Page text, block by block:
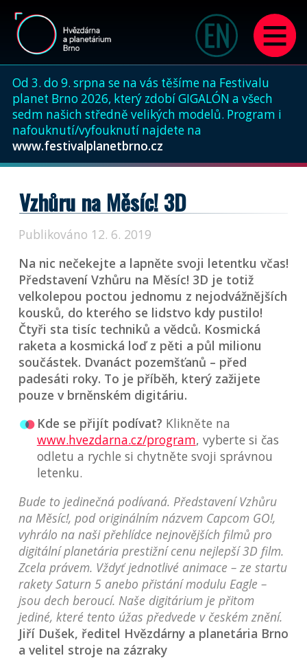
Od 3. do 9. srpna se na vás těšíme na Festivalu
planet Brno 2026, který zdobí GIGALÓN a všech
sedm našich středně velikých modelů. Program i
nafouknutí/vyfouknutí najdete na
www.festivalplanetbrno.cz
Vzhůru na Měsíc! 3D
Publikováno 12. 6. 2019
Na nic nečekejte a lapněte svoji letentku včas!
Představení Vzhůru na Měsíc! 3D je totiž
velkolepou poctou jednomu z nejodvážnějších
kousků, do kterého se lidstvo kdy pustilo!
Čtyři sta tisíc techniků a vědců. Kosmická
raketa a kosmická loď z pěti a půl milionu
součástek. Dvanáct pozemšťanů – před
padesáti roky. To je příběh, který zažijete
pouze v brněnském digitáriu.
Kde se přijít podívat? Klikněte na
www.hvezdarna.cz/program, vyberte si čas
odletu a rychle si chytněte svoji správnou
letenku.
Bude to jedinečná podívaná. Představení Vzhůru
na Měsíc!, pod originálním názvem Capcom GO!,
vyhrálo na naši přehlídce nejnovějších filmů pro
digitální planetária prestižní cenu nejlepší 3D film.
Zcela právem. Vždyť jednotlivé animace – ze startu
rakety Saturn 5 anebo přistání modulu Eagle –
jsou dech beroucí. Naše digitárium je přitom
jediné, které tento úžas předvede v českém znění.
Jiří Dušek, ředitel Hvězdárny a planetária Brno
a velitel stroje na zázraky